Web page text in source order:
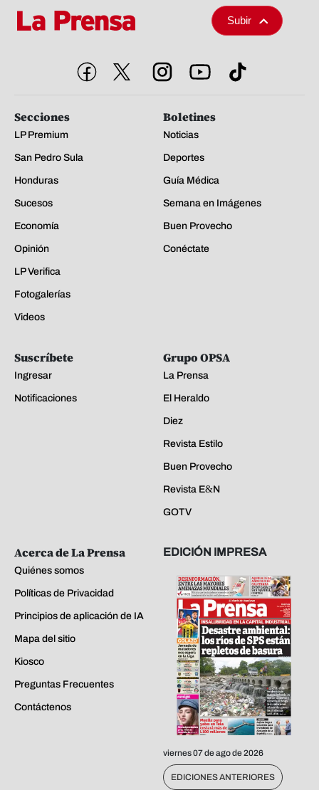
Subir
Secciones
LP Premium
San Pedro Sula
Honduras
Sucesos
Economía
Opinión
LP Verifica
Fotogalerías
Videos
Boletines
Noticias
Deportes
Guía Médica
Semana en Imágenes
Buen Provecho
Conéctate
Suscríbete
Ingresar
Notificaciones
Grupo OPSA
La Prensa
El Heraldo
Diez
Revista Estilo
Buen Provecho
Revista E&N
GOTV
Acerca de La Prensa
Quiénes somos
Políticas de Privacidad
Principios de aplicación de IA
Mapa del sitio
Kiosco
Preguntas Frecuentes
Contáctenos
EDICIÓN IMPRESA
viernes 07 de ago de 2026
EDICIONES ANTERIORES